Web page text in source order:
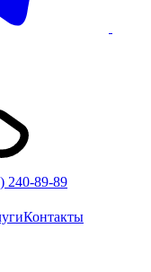
240-89-89
Контакты